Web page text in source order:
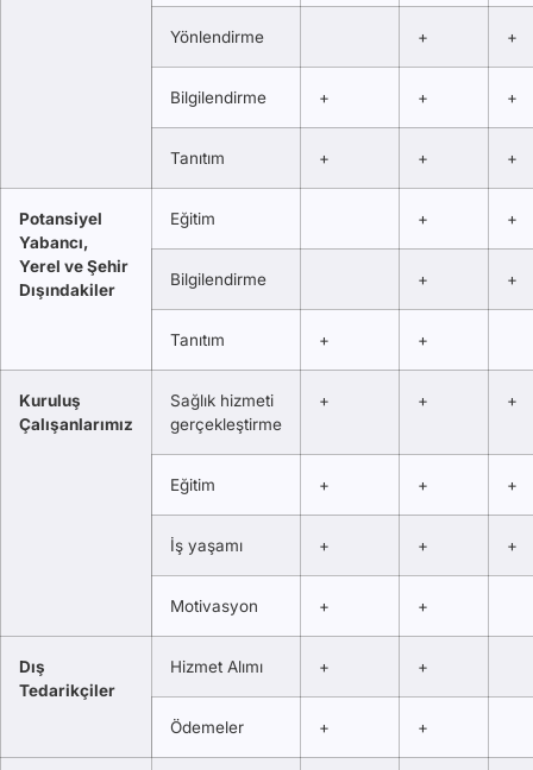
Yönlendirme + +
Bilgilendirme + + +
Tanıtım + + +
Potansiyel
Yabancı,
Yerel ve Şehir
Dışındakiler
Eğitim + +
Bilgilendirme + +
Tanıtım + +
Kuruluş
Çalışanlarımız
Sağlık hizmeti
gerçekleştirme
+ + +
Eğitim + + +
İş yaşamı + + +
Motivasyon + +
Dış
Tedarikçiler
Hizmet Alımı + +
Ödemeler + +